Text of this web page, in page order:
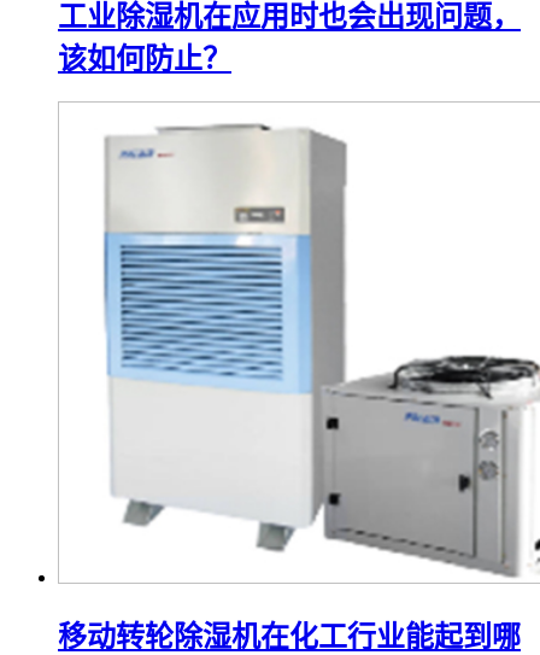
工业除湿机在应用时也会出现问题，
该如何防止？
移动转轮除湿机在化工行业能起到哪